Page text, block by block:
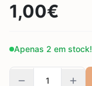
1,00€
Apenas 2 em stock!